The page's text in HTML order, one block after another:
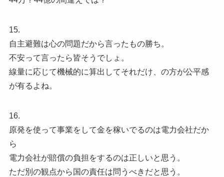
15.
自主避難は心の問題だから言ったもの勝ち。
不安って言ったら皆そうでしょ。
線量に応じて機械的に算出してそれだけ、の方が公平感
が有るよね。
16.
原発を使って事業をして金を稼いでるのは電力会社だか
ら
電力会社が賠償の負担をするのは正しいと思う。
ただ別の観点から国の責任は問うべきだと思う。